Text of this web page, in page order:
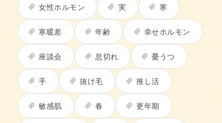
女性ホルモン 実 寒
寒暖差 年齢 幸せホルモン
座談会 息切れ 憂うつ
手 抜け毛 推し活
敏感肌 春 更年期